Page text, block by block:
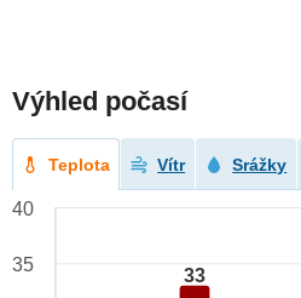
Výhled počasí
Teplota Vítr Srážky
33
40
35